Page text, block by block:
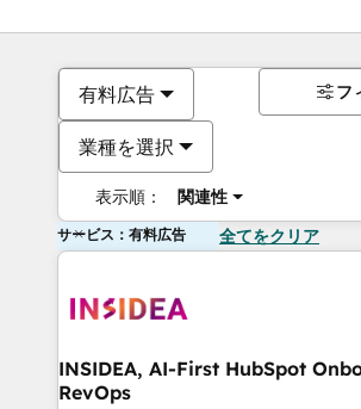
有料広告
業種を選択
表示順： 関連性
フ
サービス：有料広告 全てをクリア
INSIDEA, AI-First HubSpot
RevOps